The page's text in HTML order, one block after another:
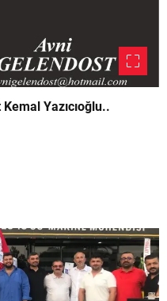
”Mehmet Kemal Yazıcıoğlu..